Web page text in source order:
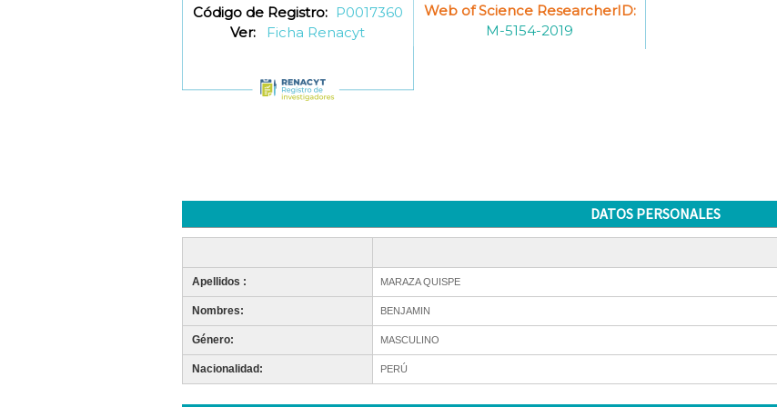
Código de Registro: P0017360
Ver:
Ficha Renacyt
Web of Science ResearcherID:
M-5154-2019
DATOS PERSONALES
Apellidos : MARAZA QUISPE
Nombres: BENJAMIN
Género: MASCULINO
Nacionalidad: PERÚ